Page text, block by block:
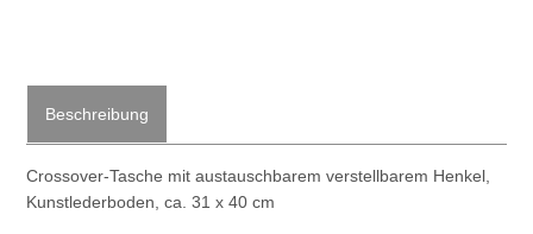
Beschreibung
Crossover-Tasche mit austauschbarem verstellbarem Henkel,
Kunstlederboden, ca. 31 x 40 cm